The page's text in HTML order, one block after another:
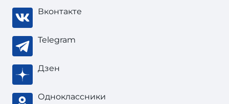
Вконтакте
Telegram
Дзен
Одноклассники